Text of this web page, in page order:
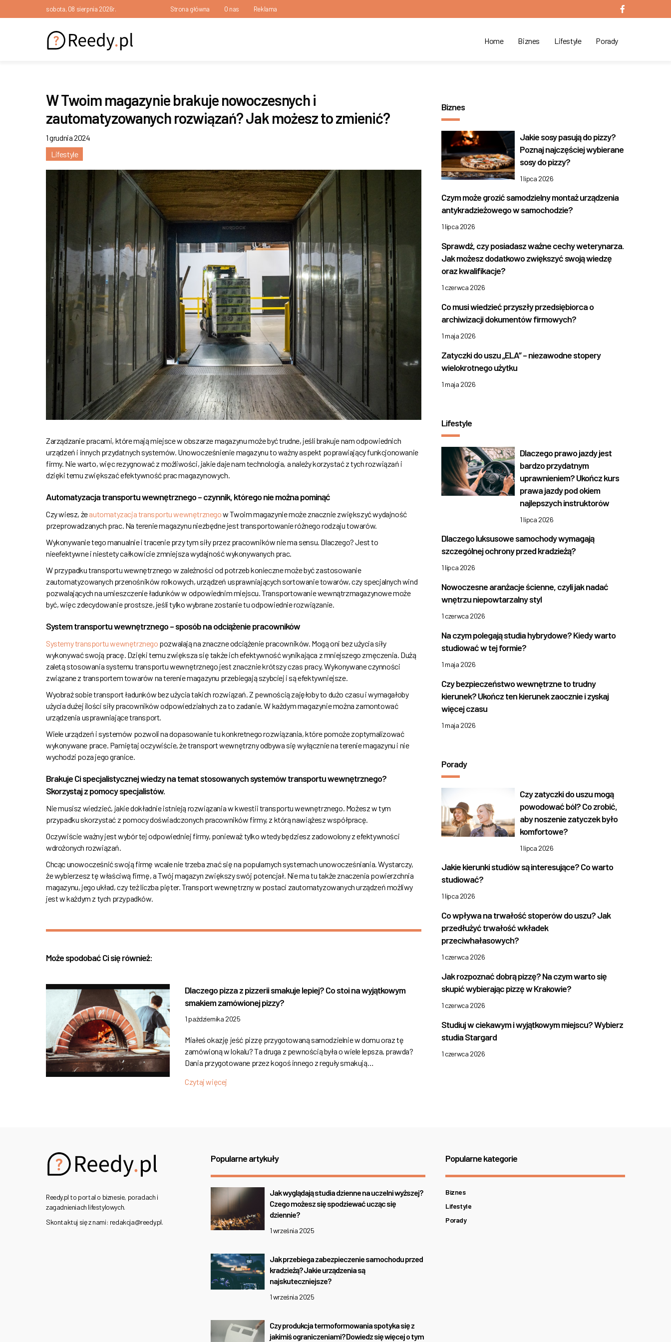
sobota, 08 sierpnia 2026r. Strona główna O nas Reklama
Home Biznes Lifestyle Porady
W Twoim magazynie brakuje nowoczesnych i
zautomatyzowanych rozwiązań? Jak możesz to zmienić?
1 grudnia 2024
Lifestyle
Zarządzanie pracami, które mają miejsce w obszarze magazynu może być trudne, jeśli brakuje nam odpowiednich
urządzeń i innych przydatnych systemów. Unowocześnienie magazynu to ważny aspekt poprawiający funkcjonowanie
firmy. Nie warto, więc rezygnować z możliwości, jakie daje nam technologia, a należy korzystać z tych rozwiązań i
dzięki temu zwiększać efektywność prac magazynowych.
Automatyzacja transportu wewnętrznego – czynnik, którego nie można pominąć
Czy wiesz, żeautomatyzacja transportu wewnętrznegow Twoim magazynie może znacznie zwiększyć wydajność
przeprowadzanych prac. Na terenie magazynu niezbędne jest transportowanie różnego rodzaju towarów.
Wykonywanie tego manualnie i tracenie przy tym siły przez pracowników nie ma sensu. Dlaczego? Jest to
nieefektywne i niestety całkowicie zmniejsza wydajność wykonywanych prac.
W przypadku transportu wewnętrznego w zależności od potrzeb konieczne może być zastosowanie
zautomatyzowanych przenośników rolkowych, urządzeń usprawniających sortowanie towarów, czy specjalnych wind
pozwalających na umieszczenie ładunków w odpowiednim miejscu. Transportowanie wewnątrzmagazynowe może
być, więc zdecydowanie prostsze, jeśli tylko wybrane zostanie tu odpowiednie rozwiązanie.
System transportu wewnętrznego – sposób na odciążenie pracowników
Systemy transportu wewnętrznego pozwalają na znaczne odciążenie pracowników. Mogą oni bez użycia siły
wykonywać swoją pracę. Dzięki temu zwiększa się także ich efektywność wynikająca z mniejszego zmęczenia. Dużą
zaletą stosowania systemu transportu wewnętrznego jest znacznie krótszy czas pracy. Wykonywane czynności
związane z transportem towarów na terenie magazynu przebiegają szybciej i są efektywniejsze.
Wyobraź sobie transport ładunków bez użycia takich rozwiązań. Z pewnością zajęłoby to dużo czasu i wymagałoby
użycia dużej ilości siły pracowników odpowiedzialnych za to zadanie. W każdym magazynie można zamontować
urządzenia usprawniające transport.
Wiele urządzeń i systemów pozwoli na dopasowanie tu konkretnego rozwiązania, które pomoże zoptymalizować
wykonywane prace. Pamiętaj oczywiście, że transport wewnętrzny odbywa się wyłącznie na terenie magazynu i nie
wychodzi poza jego granice.
Brakuje Ci specjalistycznej wiedzy na temat stosowanych systemów transportu wewnętrznego?
Skorzystaj z pomocy specjalistów.
Nie musisz wiedzieć, jakie dokładnie istnieją rozwiązania w kwestii transportu wewnętrznego. Możesz w tym
przypadku skorzystać z pomocy doświadczonych pracowników firmy, z którą nawiążesz współpracę.
Oczywiście ważny jest wybór tej odpowiedniej firmy, ponieważ tylko wtedy będziesz zadowolony z efektywności
wdrożonych rozwiązań.
Chcąc unowocześnić swoją firmę wcale nie trzeba znać się na popularnych systemach unowocześniania. Wystarczy,
że wybierzesz tę właściwą firmę, a Twój magazyn zwiększy swój potencjał. Nie ma tu także znaczenia powierzchnia
magazynu, jego układ, czy też liczba pięter. Transport wewnętrzny w postaci zautomatyzowanych urządzeń możliwy
jest w każdym z tych przypadków.
Może spodobać Ci się również:
Dlaczego pizza z pizzerii smakuje lepiej? Co stoi na wyjątkowym
smakiem zamówionej pizzy?
1 października 2025
Miałeś okazję jeść pizzę przygotowaną samodzielnie w domu oraz tę
zamówioną w lokalu? Ta druga z pewnością była o wiele lepsza, prawda?
Dania przygotowane przez kogoś innego z reguły smakują…
Czytaj więcej
Biznes
Jakie sosy pasują do pizzy?
Poznaj najczęściej wybierane
sosy do pizzy?
1 lipca 2026
Czym może grozić samodzielny montaż urządzenia
antykradzieżowego w samochodzie?
1 lipca 2026
Sprawdź, czy posiadasz ważne cechy weterynarza.
Jak możesz dodatkowo zwiększyć swoją wiedzę
oraz kwalifikacje?
1 czerwca 2026
Co musi wiedzieć przyszły przedsiębiorca o
archiwizacji dokumentów firmowych?
1 maja 2026
Zatyczki do uszu „ELA” – niezawodne stopery
wielokrotnego użytku
1 maja 2026
Lifestyle
Dlaczego prawo jazdy jest
bardzo przydatnym
uprawnieniem? Ukończ kurs
prawa jazdy pod okiem
najlepszych instruktorów
1 lipca 2026
Dlaczego luksusowe samochody wymagają
szczególnej ochrony przed kradzieżą?
1 lipca 2026
Nowoczesne aranżacje ścienne, czyli jak nadać
wnętrzu niepowtarzalny styl
1 czerwca 2026
Na czym polegają studia hybrydowe? Kiedy warto
studiować w tej formie?
1 maja 2026
Czy bezpieczeństwo wewnętrzne to trudny
kierunek? Ukończ ten kierunek zaocznie i zyskaj
więcej czasu
1 maja 2026
Porady
Czy zatyczki do uszu mogą
powodować ból? Co zrobić,
aby noszenie zatyczek było
komfortowe?
1 lipca 2026
Jakie kierunki studiów są interesujące? Co warto
studiować?
1 lipca 2026
Co wpływa na trwałość stoperów do uszu? Jak
przedłużyć trwałość wkładek
przeciwhałasowych?
1 czerwca 2026
Jak rozpoznać dobrą pizzę? Na czym warto się
skupić wybierając pizzę w Krakowie?
1 czerwca 2026
Studiuj w ciekawym i wyjątkowym miejscu? Wybierz
studia Stargard
1 czerwca 2026
Reedy.pl to portal o biznesie, poradach i
zagadnieniach lifestylowych.
Skontaktuj się z nami: redakcja@reedy.pl.
Popularne artykuły
Jak wyglądają studia dzienne na uczelni wyższej?
Czego możesz się spodziewać ucząc się
dziennie?
1 września 2025
Jak przebiega zabezpieczenie samochodu przed
kradzieżą? Jakie urządzenia są
najskuteczniejsze?
1 września 2025
Czy produkcja termoformowania spotyka się z
jakimiś ograniczeniami? Dowiedz się więcej o tym
Popularne kategorie
Biznes
Lifestyle
Porady